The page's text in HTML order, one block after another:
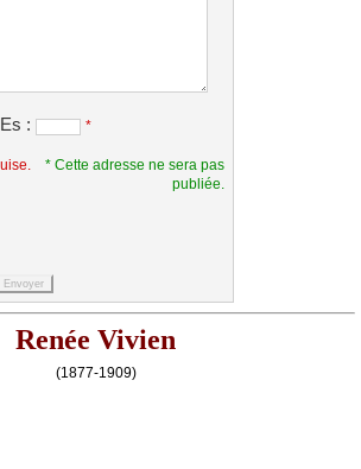
: *
* Cette adresse ne sera pas
publiée.
Renée Vivien
(1877-1909)